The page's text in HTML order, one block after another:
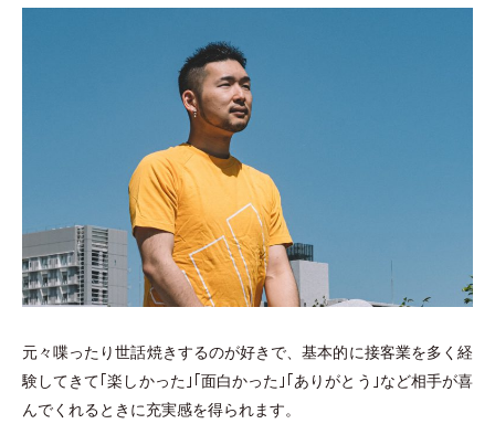
元々喋ったり世話焼きするのが好きで、基本的に接客業を多く経
験してきて｢楽しかった｣｢面白かった｣｢ありがとう｣など相手が喜
んでくれるときに充実感を得られます。